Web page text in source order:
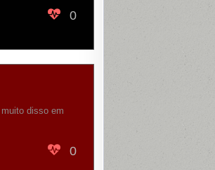
0
disso em
0